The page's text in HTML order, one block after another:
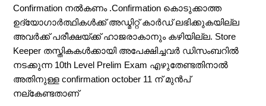
Confirmation നൽകണം .Confirmation കൊടുക്കാത്ത
ഉദ്യോഗാർത്ഥികൾക്ക്‌ അഡ്മിറ്റ് കാർഡ് ലഭിക്കുകയില്ല
അവർക്ക് പരീക്ഷയ്ക്ക് ഹാജരാകാനും കഴിയില്ല. Store
Keeper തസ്തികകൾക്കായി അപേക്ഷിച്ചവർ ഡിസംബറിൽ
നടക്കുന്ന 10th Level Prelim Exam എഴുതേണ്ടതിനാൽ
അതിനുള്ള confirmation october 11 ന് മുൻപ്
നല്കേണ്ടതാണ്